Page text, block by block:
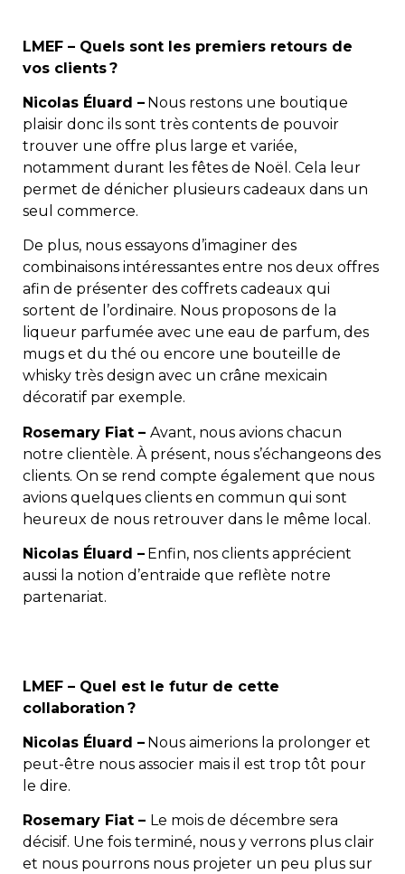
LMEF – Quels sont les premiers retours de
vos clients ?
Nicolas Éluard – Nous restons une boutique
plaisir donc ils sont très contents de pouvoir
trouver une offre plus large et variée,
notamment durant les fêtes de Noël. Cela leur
permet de dénicher plusieurs cadeaux dans un
seul commerce.
De plus, nous essayons d’imaginer des
combinaisons intéressantes entre nos deux offres
afin de présenter des coffrets cadeaux qui
sortent de l’ordinaire. Nous proposons de la
liqueur parfumée avec une eau de parfum, des
mugs et du thé ou encore une bouteille de
whisky très design avec un crâne mexicain
décoratif par exemple.
Rosemary Fiat – Avant, nous avions chacun
notre clientèle. À présent, nous s’échangeons des
clients. On se rend compte également que nous
avions quelques clients en commun qui sont
heureux de nous retrouver dans le même local.
Nicolas Éluard – Enfin, nos clients apprécient
aussi la notion d’entraide que reflète notre
partenariat.
LMEF – Quel est le futur de cette
collaboration ?
Nicolas Éluard – Nous aimerions la prolonger et
peut-être nous associer mais il est trop tôt pour
le dire.
Rosemary Fiat – Le mois de décembre sera
décisif. Une fois terminé, nous y verrons plus clair
et nous pourrons nous projeter un peu plus sur